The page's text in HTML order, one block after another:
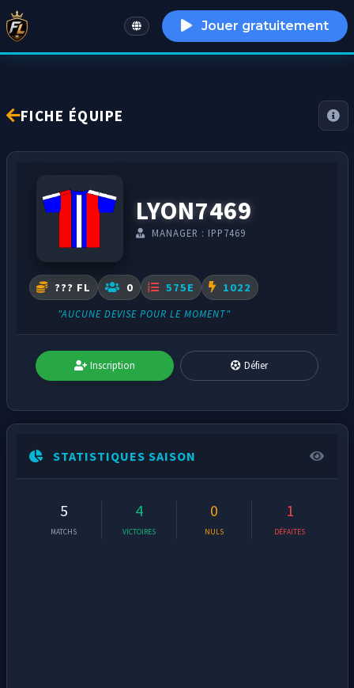
English Jouer gratuitement
FICHE ÉQUIPE
LYON7469
MANAGER : IPP7469
??? FL 0 575E 1022
"AUCUNE DEVISE POUR LE MOMENT"
Inscription Défier
STATISTIQUES SAISON
5
MATCHS
4
VICTOIRES
0
NULS
1
DÉFAITES